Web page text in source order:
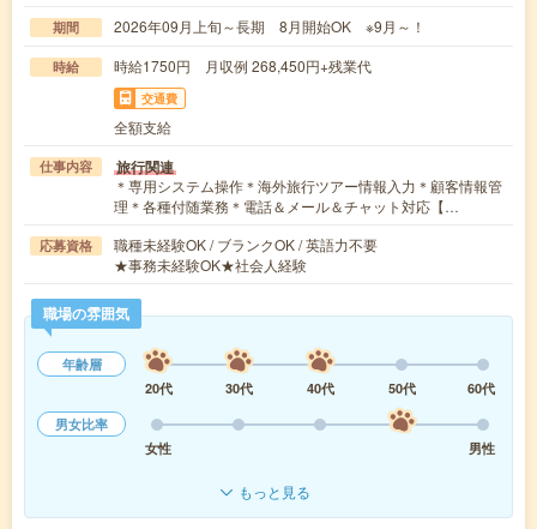
期間 2026年09月上旬～長期 8月開始OK ※9月～！
時給 時給1750円 月収例 268,450円+残業代
交通費
全額支給
仕事内容 旅行関連
＊専用システム操作＊海外旅行ツアー情報入力＊顧客情報管
理＊各種付随業務＊電話＆メール＆チャット対応【…
応募資格
職種未経験OK / ブランクOK / 英語力不要
★事務未経験OK★社会人経験
職場の雰囲気
年齢層
20代
30代 40代 50代
60代
男女比率
女性
男性
もっと見る